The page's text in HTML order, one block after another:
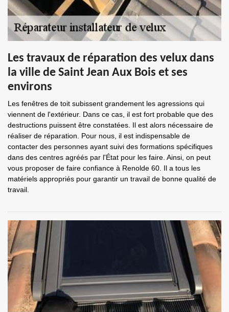
Les travaux de réparation des velux dans
la ville de Saint Jean Aux Bois et ses
environs
Les fenêtres de toit subissent grandement les agressions qui
viennent de l'extérieur. Dans ce cas, il est fort probable que des
destructions puissent être constatées. Il est alors nécessaire de
réaliser de réparation. Pour nous, il est indispensable de
contacter des personnes ayant suivi des formations spécifiques
dans des centres agréés par l'État pour les faire. Ainsi, on peut
vous proposer de faire confiance à Renolde 60. Il a tous les
matériels appropriés pour garantir un travail de bonne qualité de
travail.